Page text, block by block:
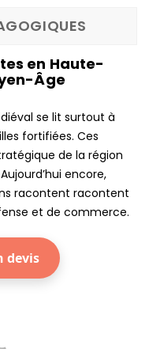
en Haute-
Âge
se lit surtout à
fortifiées. Ces
de la région
encore,
racontent racontent
et de commerce.
devis